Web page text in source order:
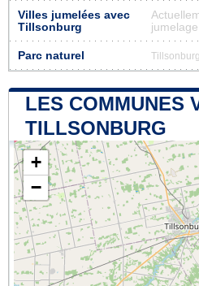
Villes jumelées avec
Tillsonburg
jumelage
Parc naturel
LES COMMUNES
TILLSONBURG
+
−